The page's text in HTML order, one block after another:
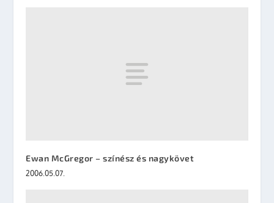
Ewan McGregor – színész és nagykövet
2006.05.07.